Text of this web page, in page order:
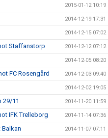
2015-01-12 10:19
2014-12-19 17:31
2014-12-15 07:02
Staffanstorp 2014-12-12 07:12
2014-12-05 08:20
FC Rosengård 2014-12-03 09:40
2014-12-02 19:05
29/11 2014-11-20 11:59
IFK Trelleborg 2014-11-14 07:36
2014-11-07 07:11